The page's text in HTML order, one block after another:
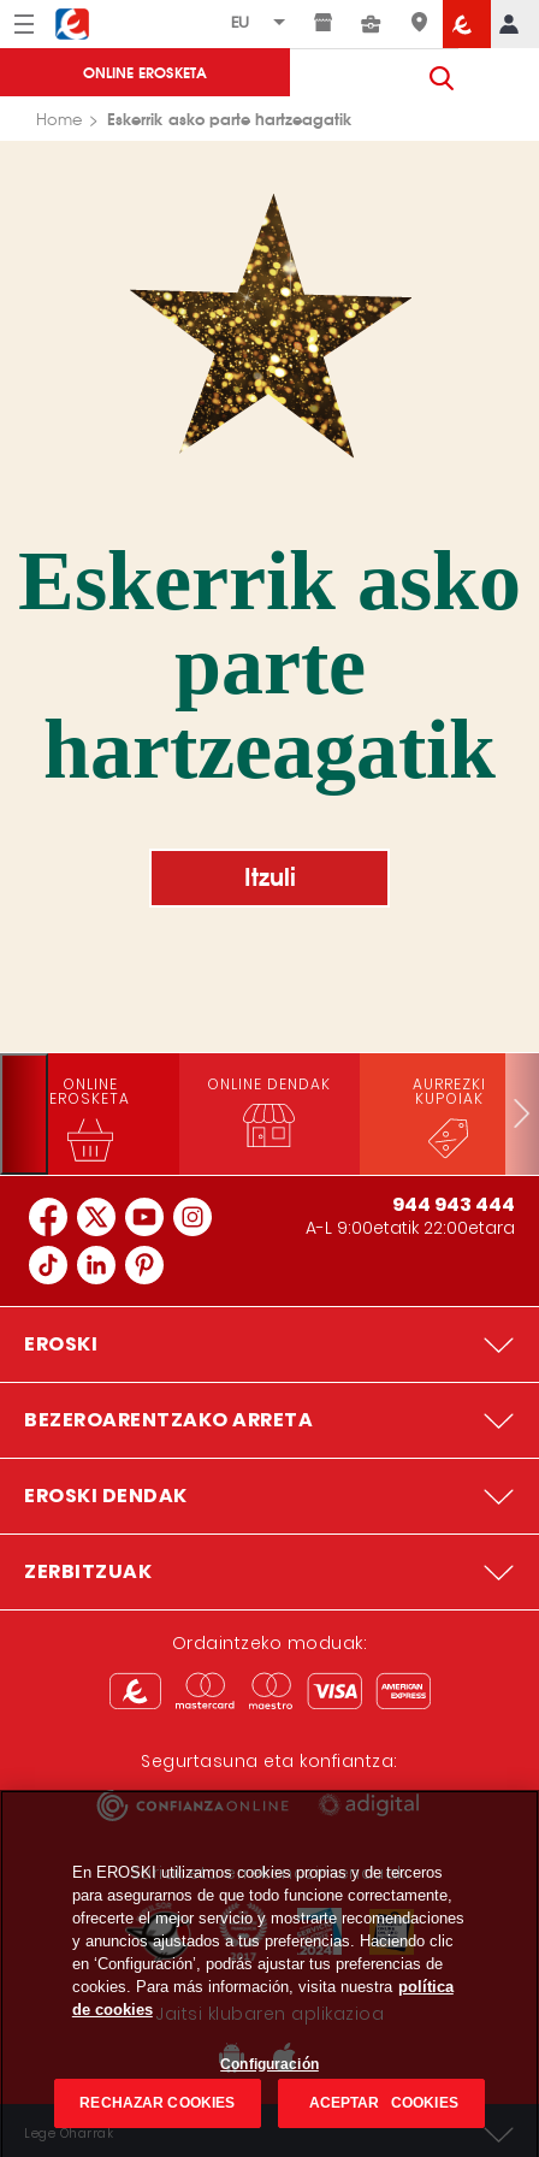
Menú Eroski
ONLINE EROSKETA
Home Eskerrik asko parte hartzeagatik
Eskerrik asko
parte
hartzeagatik
Itzuli
ONLINE
EROSKETA
ONLINE DENDAK AURREZKI
KUPOIAK
944 943 444
A-L 9:00etatik 22:00etara
EROSKI
BEZEROARENTZAKO ARRETA
EROSKI DENDAK
ZERBITZUAK
Ordaintzeko moduak:
Segurtasuna eta konfiantza:
Sariak eta errekonozimenduak:
Jaitsi klubaren aplikazioa
Lege Oharrak
En EROSKI utilizamos cookies propias y de terceros
para asegurarnos de que todo funcione correctamente,
ofrecerte el mejor servicio y mostrarte recomendaciones
y anuncios ajustados a tus preferencias. Haciendo clic
en ‘Configuración’, podrás ajustar tus preferencias de
cookies. Para más información, visita nuestra política
de cookies
Configuración
RECHAZAR COOKIES ACEPTAR COOKIES